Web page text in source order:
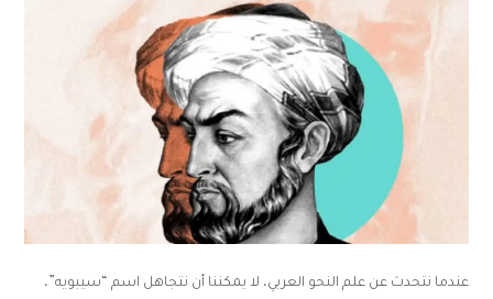
عندما نتحدث عن علم النحو العربي، لا يمكننا أن نتجاهل اسم “سيبويه”،